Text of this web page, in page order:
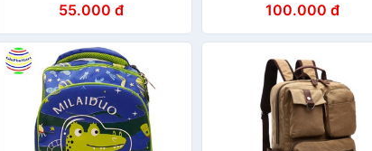
55.000 đ 100.000 đ